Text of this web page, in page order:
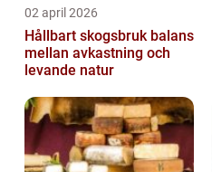
02 april 2026
Hållbart skogsbruk balans
mellan avkastning och
levande natur